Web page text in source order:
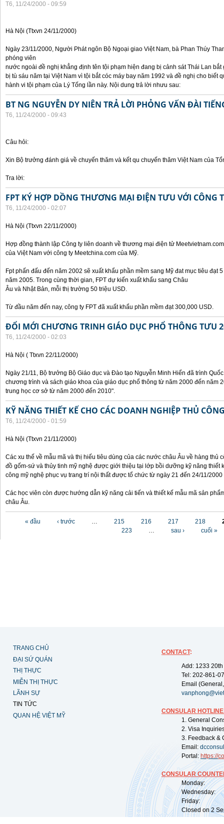
T6, 11/24/2000 - 09:59
Hà Nội (Ttxvn 24/11/2000)
Ngày 23/11/2000, Người Phát ngôn Bộ Ngoại giao Việt Nam, bà Phan Thúy
phóng viên
nước ngoài đề nghị khẳng định tên tội phạm hiện đang bị cảnh sát Thái Lan
bị tù sáu năm tại Việt Nam vì tội bắt cóc máy bay năm 1992 và đề nghị cho biết
hành vi tội phạm của Lý Tống lần này. Nội dung trả lời nhưu sau:
BT NG NGUYỄN DY NIÊN TRẢ LỜI PHỎNG VẤN ĐÀI
T6, 11/24/2000 - 09:43
Câu hỏi:
Xin Bộ trưởng đánh giá về chuyến thăm và kết qu chuyến thăm Việt Nam của
Tra lời:
FPT KÝ HỢP DỒNG THƯƠNG MẠI ĐIỆN TƯU VỚI CÔNG
T6, 11/24/2000 - 02:07
Hà Nội (Ttxvn 22/11/2000)
Hợp đồng thành lập Công ty liên doanh về thương mại điện tử
của Việt Nam với công ty Meetchina.com của Mỹ.
Fpt phấn đấu đến năm 2002 sẽ xuất khẩu phần mềm sang Mỹ đat mục tiêu đạt
năm 2005. Trong cùng thời gian, FPT dự kiến xuất khẩu sang Châu
Âu và Nhật Bản, mỗi thị trường 50 triệu USD.
Từ đầu năm đến nay, công ty FPT đã xuất khẩu phần mềm đạt 300,000 USD.
ĐỔI MỚI CHƯƠNG TRINH GIÁO DỤC PHỔ THÔNG TƯU
T6, 11/24/2000 - 02:03
Hà Nội ( Ttxvn 22/11/2000)
Ngày 21/11, Bộ trưởng Bộ Giáo dục và Đào tạo Nguyễn Minh Hiển đã trình
chương trình và sách giáo khoa của giáo dục phổ thông từ năm 2000 đến năm
trung học cơ sở từ năm 2000 đến 2010".
KỸ NĂNG THIẾT KẾ CHO CÁC DOANH NGHIỆP THỦ
T6, 11/24/2000 - 01:59
Hà Nội (Ttxvn 21/11/2000)
Các xu thế về mẫu mã và thị hiếu tiêu dùng của các nước châu Âu về hàng thủ
đồ gốm-sứ và thủy tinh mỹ nghệ được giới thiệu tại lớp bồi dưỡng kỹ năng thiết
công mỹ nghệ phục vụ trang trí nội thất được tổ chức từ ngày 21 đến 24/11/2000
Các học viên còn được hướng dẫn kỹ năng cải tiến và thiết kế mẫu mã sản
châu Âu.
« đầu ‹ trước … 215 216 217 218
223
… sau › cuối »
TRANG CHỦ
ĐẠI SỨ QUÁN
THỊ THỰC
MIỄN THỊ THỰC
LÃNH SỰ
TIN TỨC
QUAN HỆ VIỆT MỸ
CONTACT:
Add: 1233
Tel: 202-861-
Email
CONSULAR
1. General
2. Visa
3. Feedback &
Email:
Portal: https://
CONSULAR
Monday:
Wednesday:
Friday:
Closed on 2